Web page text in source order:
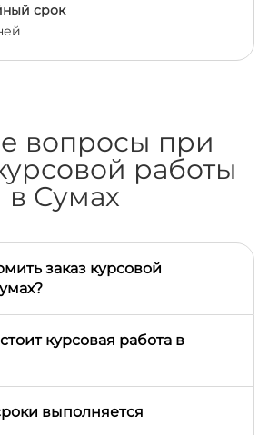
срок
вопросы при
работы
в Сумах
заказ курсовой
и срок. Менеджер свяжется с
автора, который лучше всего
курсовая работа в
от дедлайна, методических
работы.
выполняется